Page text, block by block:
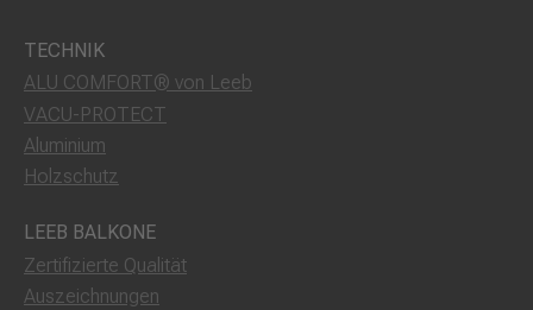
TECHNIK
ALU COMFORT® von Leeb
VACU-PROTECT
Aluminium
Holzschutz
LEEB BALKONE
Zertifizierte Qualität
Auszeichnungen